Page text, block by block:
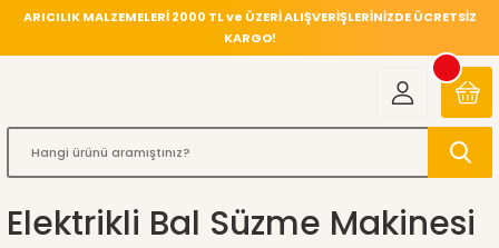
ARICILIK MALZEMELERİ 2000 TL ve ÜZERİ ALIŞVERİŞLERİNİZDE ÜCRETSİZ
KARGO!
Elektrikli Bal Süzme Makinesi